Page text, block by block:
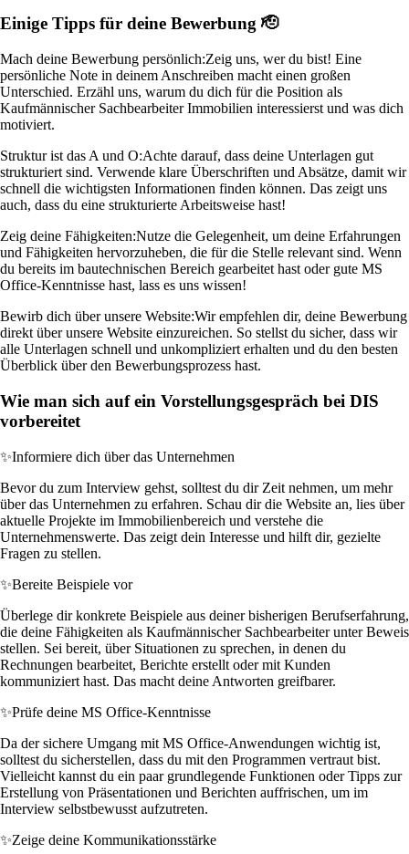
Einige Tipps für deine Bewerbung 🫡
Mach deine Bewerbung persönlich:Zeig uns, wer du bist! Eine
persönliche Note in deinem Anschreiben macht einen großen
Unterschied. Erzähl uns, warum du dich für die Position als
Kaufmännischer Sachbearbeiter Immobilien interessierst und was dich
motiviert.
Struktur ist das A und O:Achte darauf, dass deine Unterlagen gut
strukturiert sind. Verwende klare Überschriften und Absätze, damit wir
schnell die wichtigsten Informationen finden können. Das zeigt uns
auch, dass du eine strukturierte Arbeitsweise hast!
Zeig deine Fähigkeiten:Nutze die Gelegenheit, um deine Erfahrungen
und Fähigkeiten hervorzuheben, die für die Stelle relevant sind. Wenn
du bereits im bautechnischen Bereich gearbeitet hast oder gute MS
Office-Kenntnisse hast, lass es uns wissen!
Bewirb dich über unsere Website:Wir empfehlen dir, deine Bewerbung
direkt über unsere Website einzureichen. So stellst du sicher, dass wir
alle Unterlagen schnell und unkompliziert erhalten und du den besten
Überblick über den Bewerbungsprozess hast.
Wie man sich auf ein Vorstellungsgespräch bei DIS
vorbereitet
✨Informiere dich über das Unternehmen
Bevor du zum Interview gehst, solltest du dir Zeit nehmen, um mehr
über das Unternehmen zu erfahren. Schau dir die Website an, lies über
aktuelle Projekte im Immobilienbereich und verstehe die
Unternehmenswerte. Das zeigt dein Interesse und hilft dir, gezielte
Fragen zu stellen.
✨Bereite Beispiele vor
Überlege dir konkrete Beispiele aus deiner bisherigen Berufserfahrung,
die deine Fähigkeiten als Kaufmännischer Sachbearbeiter unter Beweis
stellen. Sei bereit, über Situationen zu sprechen, in denen du
Rechnungen bearbeitet, Berichte erstellt oder mit Kunden
kommuniziert hast. Das macht deine Antworten greifbarer.
✨Prüfe deine MS Office-Kenntnisse
Da der sichere Umgang mit MS Office-Anwendungen wichtig ist,
solltest du sicherstellen, dass du mit den Programmen vertraut bist.
Vielleicht kannst du ein paar grundlegende Funktionen oder Tipps zur
Erstellung von Präsentationen und Berichten auffrischen, um im
Interview selbstbewusst aufzutreten.
✨Zeige deine Kommunikationsstärke